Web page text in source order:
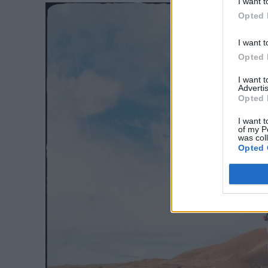
Opted
I want
Opted
I want
Opted
I want
of my
was
Opted